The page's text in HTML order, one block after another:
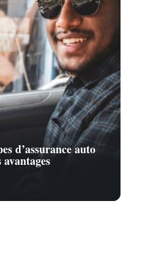
d’assurance auto